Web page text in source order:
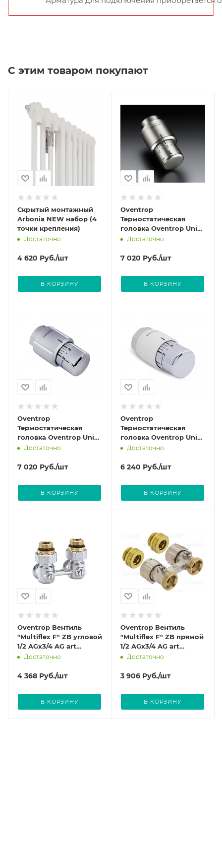
С этим товаром покупают
Скрытый монтажный
Arbonia NEW набор (4
точки крепления)
Достаточно
4 620 Руб./шт
В КОРЗИНУ
Oventrop
Термостатическая
головка Oventrop Uni
SH матовая сталь art
Достаточно
7 020 Руб./шт
В КОРЗИНУ
Oventrop
Термостатическая
головка Oventrop Uni
SH хромированный art
Достаточно
7 020 Руб./шт
В КОРЗИНУ
Oventrop
Термостатическая
головка Oventrop Uni
SH art 1012065
Достаточно
6 240 Руб./шт
В КОРЗИНУ
Oventrop Вентиль
"Multiflex F" ZB угловой
1/2 AGx3/4 AG art
1015884
Достаточно
4 368 Руб./шт
В КОРЗИНУ
Oventrop Вентиль
"Multiflex F" ZB прямой
1/2 AGx3/4 AG art
1015883
Достаточно
3 906 Руб./шт
В КОРЗИНУ